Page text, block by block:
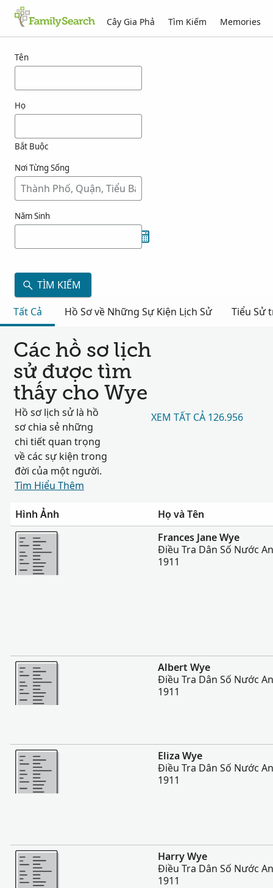
Cây Gia Phả Tìm Kiếm Memories
Tên
Họ
Bắt Buộc
Nơi Từng Sống
Năm Sinh
TÌM KIẾM
Tất Cả
Hồ Sơ về Những Sự Kiện Lịch Sử Tiểu Sử
Các hồ sơ lịch
sử được tìm
thấy cho Wye
Hồ sơ lịch sử là hồ
sơ chia sẻ những
chi tiết quan trọng
về các sự kiện trong
đời của một người.
Tìm Hiểu Thêm
XEM TẤT CẢ 126.956
Hình Ảnh
Họ và Tên
Nhiều Hơn
Frances Jane Wye
Điều Tra Dân Số Nước
1911
Nhiều Hơn
Albert Wye
Điều Tra Dân Số Nước
1911
Nhiều Hơn
Eliza Wye
Điều Tra Dân Số Nước
1911
Nhiều Hơn
Harry Wye
Điều Tra Dân Số Nước
1911